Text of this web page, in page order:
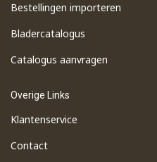
Bestellingen importeren
​Bladercatalogus
​Catalogus aanvragen
Overige Links
Klantenservice
Contact